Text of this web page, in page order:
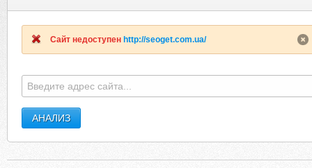
Сайт недоступен http://seoget.com.ua/